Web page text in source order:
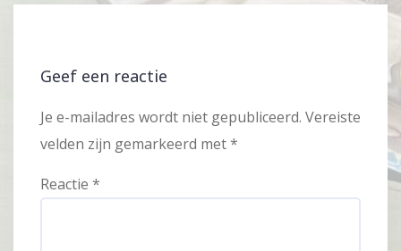
Geef een reactie
Je e-mailadres wordt niet gepubliceerd. Vereiste
velden zijn gemarkeerd met*
Reactie *